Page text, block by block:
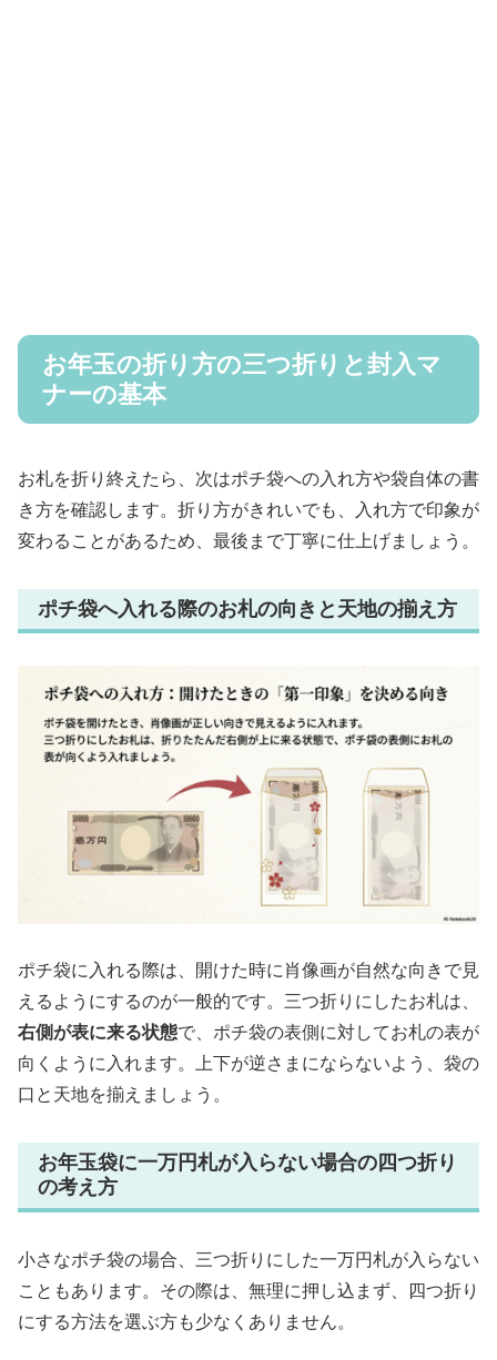
お年玉の折り方の三つ折りと封入マ
ナーの基本
お札を折り終えたら、次はポチ袋への入れ方や袋自体の書
き方を確認します。折り方がきれいでも、入れ方で印象が
変わることがあるため、最後まで丁寧に仕上げましょう。
ポチ袋へ入れる際のお札の向きと天地の揃え方
ポチ袋に入れる際は、開けた時に肖像画が自然な向きで見
えるようにするのが一般的です。三つ折りにしたお札は、
右側が表に来る状態で、ポチ袋の表側に対してお札の表が
向くように入れます。上下が逆さまにならないよう、袋の
口と天地を揃えましょう。
お年玉袋に一万円札が入らない場合の四つ折り
の考え方
小さなポチ袋の場合、三つ折りにした一万円札が入らない
こともあります。その際は、無理に押し込まず、四つ折り
にする方法を選ぶ方も少なくありません。